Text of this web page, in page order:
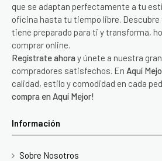
que se adaptan perfectamente a tu
oficina hasta tu tiempo libre. Descubre
tiene preparado para ti y transforma,
comprar online.
Regístrate ahora y únete a nuestra
compradores satisfechos. En Aquí
calidad, estilo y comodidad en cada
compra en Aquí Mejor!
Información
Sobre Nosotros